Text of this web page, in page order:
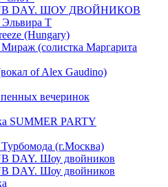
DAY. ШОУ ДВОЙНИКОВ
Т
(Hungary)
(солистка Маргарита
of Alex Gaudino)
вечеринок
SUMMER PARTY
(г.Москва)
DAY. Шоу двойников
DAY. Шоу двойников